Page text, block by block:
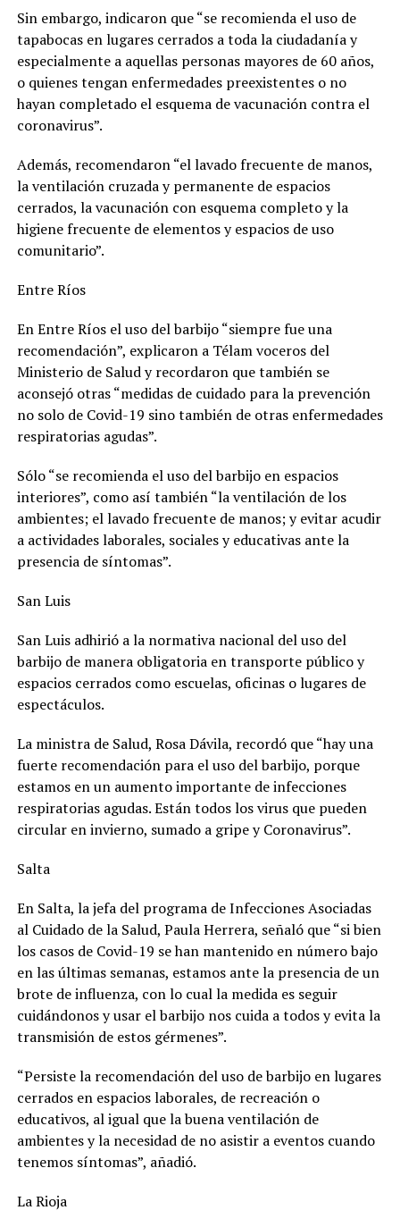
Sin embargo, indicaron que “se recomienda el uso de
tapabocas en lugares cerrados a toda la ciudadanía y
especialmente a aquellas personas mayores de 60 años,
o quienes tengan enfermedades preexistentes o no
hayan completado el esquema de vacunación contra el
coronavirus”.
Además, recomendaron “el lavado frecuente de manos,
la ventilación cruzada y permanente de espacios
cerrados, la vacunación con esquema completo y la
higiene frecuente de elementos y espacios de uso
comunitario”.
Entre Ríos
En Entre Ríos el uso del barbijo “siempre fue una
recomendación”, explicaron a Télam voceros del
Ministerio de Salud y recordaron que también se
aconsejó otras “medidas de cuidado para la prevención
no solo de Covid-19 sino también de otras enfermedades
respiratorias agudas”.
Sólo “se recomienda el uso del barbijo en espacios
interiores”, como así también “la ventilación de los
ambientes; el lavado frecuente de manos; y evitar acudir
a actividades laborales, sociales y educativas ante la
presencia de síntomas”.
San Luis
San Luis adhirió a la normativa nacional del uso del
barbijo de manera obligatoria en transporte público y
espacios cerrados como escuelas, oficinas o lugares de
espectáculos.
La ministra de Salud, Rosa Dávila, recordó que “hay una
fuerte recomendación para el uso del barbijo, porque
estamos en un aumento importante de infecciones
respiratorias agudas. Están todos los virus que pueden
circular en invierno, sumado a gripe y Coronavirus”.
Salta
En Salta, la jefa del programa de Infecciones Asociadas
al Cuidado de la Salud, Paula Herrera, señaló que “si bien
los casos de Covid-19 se han mantenido en número bajo
en las últimas semanas, estamos ante la presencia de un
brote de influenza, con lo cual la medida es seguir
cuidándonos y usar el barbijo nos cuida a todos y evita la
transmisión de estos gérmenes”.
“Persiste la recomendación del uso de barbijo en lugares
cerrados en espacios laborales, de recreación o
educativos, al igual que la buena ventilación de
ambientes y la necesidad de no asistir a eventos cuando
tenemos síntomas”, añadió.
La Rioja